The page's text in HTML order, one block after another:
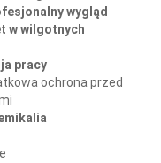
wygląd
w wilgotnych
pracy
ochrona przed